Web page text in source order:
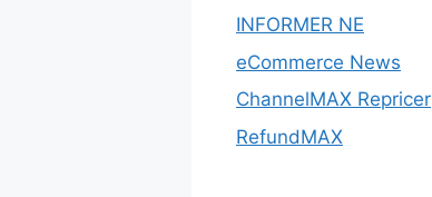
INFORMER NE
eCommerce News
ChannelMAX Repricer
RefundMAX